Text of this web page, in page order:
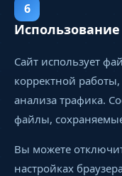
6
Сайт использует
корректной
анализа трафика.
файлы,
Вы можете
настройках